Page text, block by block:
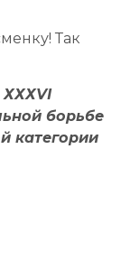
Так
ХХХVI
борьбе
категории